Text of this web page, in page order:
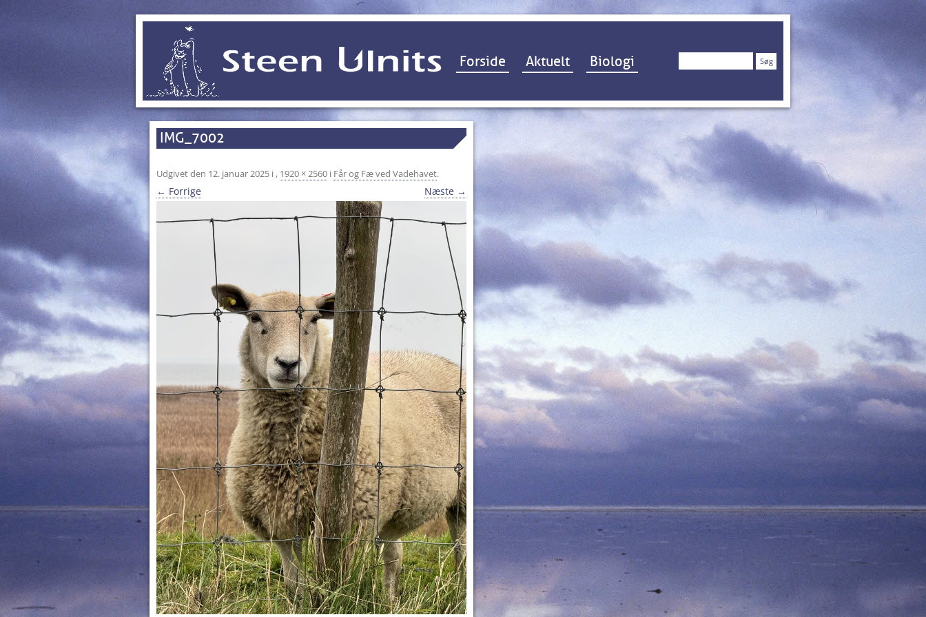
Hop til indhold
Forside Aktuelt Biologi Søg
IMG_7002
Udgivet den 12. januar 2025 i , 1920 × 2560 i Får og Fæ ved Vadehavet.
← Forrige Næste →